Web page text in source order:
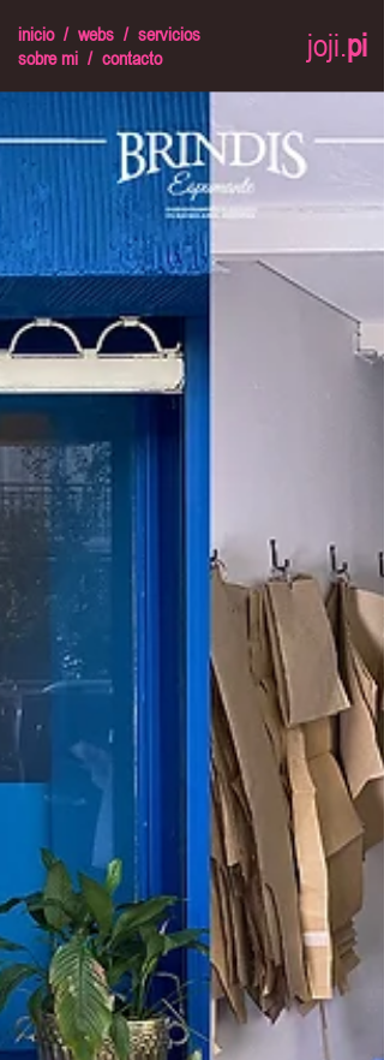
inicio/ webs / servicios
sobre mi / contacto joji.pi